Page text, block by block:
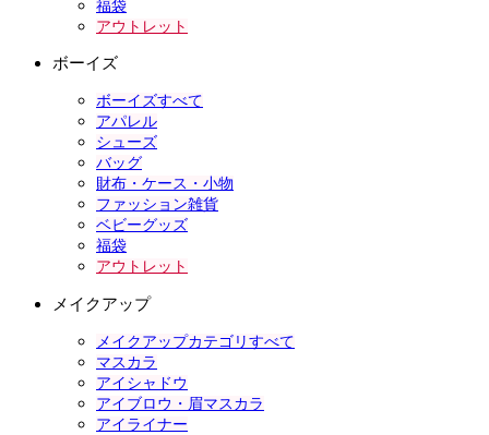
福袋
アウトレット
ボーイズ
ボーイズすべて
アパレル
シューズ
バッグ
財布・ケース・小物
ファッション雑貨
ベビーグッズ
福袋
アウトレット
メイクアップ
メイクアップカテゴリすべて
マスカラ
アイシャドウ
アイブロウ・眉マスカラ
アイライナー